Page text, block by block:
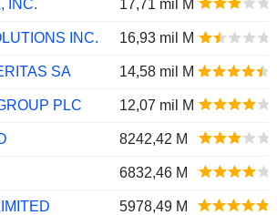
INC. 17,71 mil M
INC. 16,93 mil M
SA 14,58 mil M
PLC 12,07 mil M
8242,42 M
6832,46 M
5978,49 M